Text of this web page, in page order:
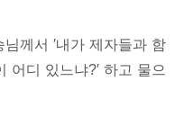
께서 ′내가 제자들과 함
어디 있느냐?′ 하고 물으